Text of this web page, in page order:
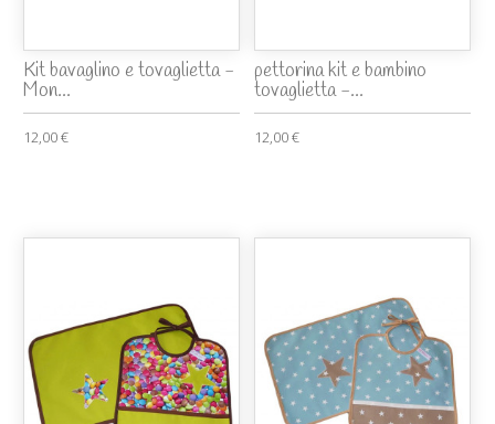
Kit bavaglino e tovaglietta -
Mon...
12,00 €
pettorina kit e bambino
tovaglietta -...
12,00 €